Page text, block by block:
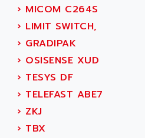
AIRELEC
AIRMASTER R1
AIRMASTER R1HMI
AIRMAT
AIRPES
AIRWELL
› MICOM C264S
› LIMIT SWITCH,
› GRADIPAK
› OSISENSE XUD
› TESYS DF
› TELEFAST ABE7
› ZKJ
› TBX